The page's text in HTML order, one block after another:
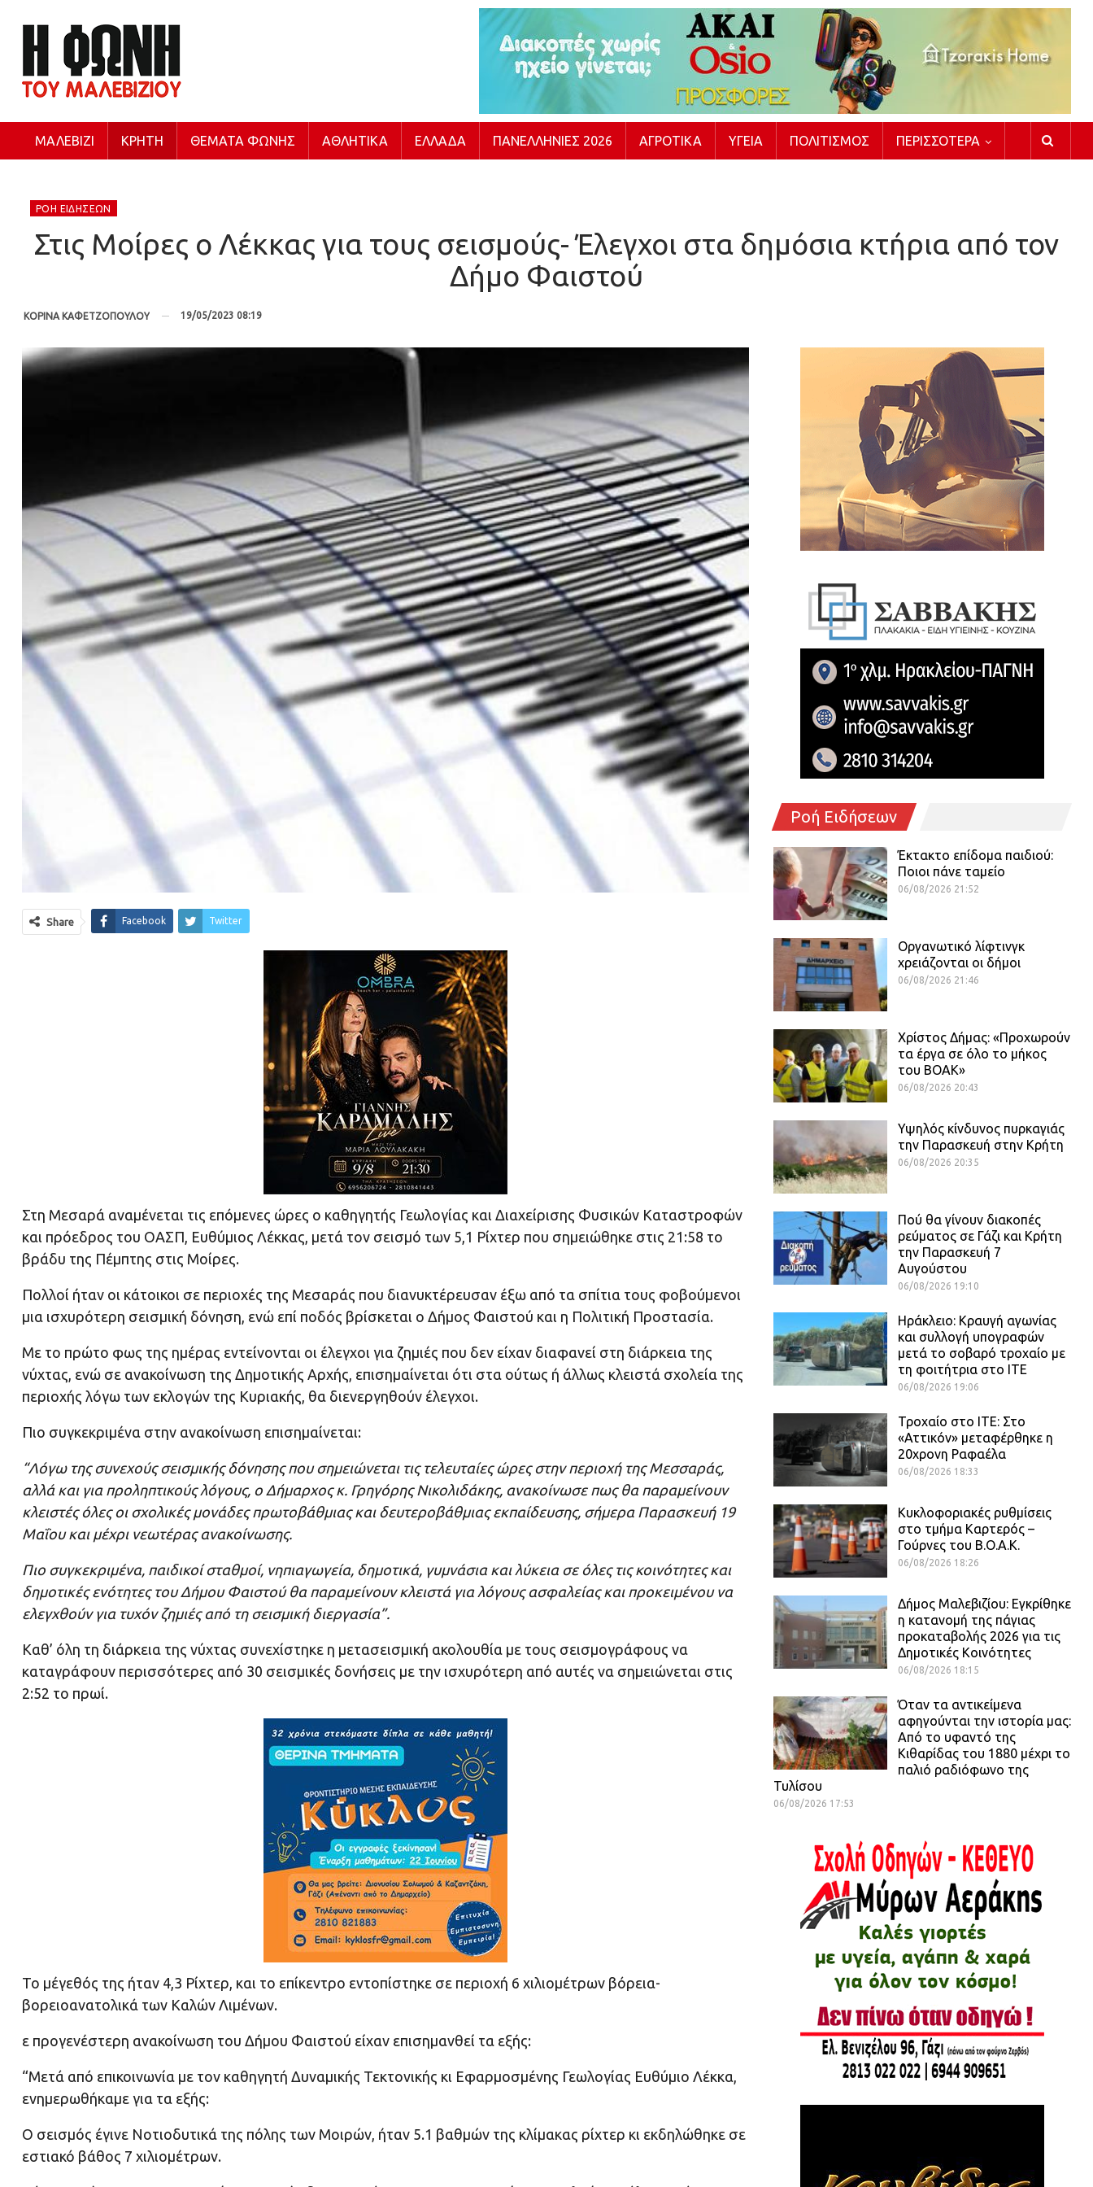
ΜΑΛΕΒΊΖΙ ΚΡΉΤΗ ΘΈΜΑΤΑ ΦΩΝΉΣ ΑΘΛΗΤΙΚΆ ΕΛΛΆΔΑ ΠΑΝΕΛΛΉΝΙΕΣ 2026 ΑΓΡΟΤΙΚΆ ΥΓΕΊΑ ΠΟΛΙΤΙΣΜΌΣ ΠΕΡΙΣΣΌΤΕΡΑ
ΡΟΉ ΕΙΔΉΣΕΩΝ
Στις Μοίρες ο Λέκκας για τους σεισμούς- Έλεγχοι στα δημόσια κτήρια από τον
Δήμο Φαιστού
ΚΟΡΙΝΑ ΚΑΦΕΤΖΟΠΟΥΛΟΥ 19/05/2023 08:19
Share Facebook Twitter
Στη Μεσαρά αναμένεται τις επόμενες ώρες ο καθηγητής Γεωλογίας και Διαχείρισης Φυσικών Καταστροφών
και πρόεδρος του ΟΑΣΠ, Ευθύμιος Λέκκας, μετά τον σεισμό των 5,1 Ρίχτερ που σημειώθηκε στις 21:58 το
βράδυ της Πέμπτης στις Μοίρες.
Πολλοί ήταν οι κάτοικοι σε περιοχές της Μεσαράς που διανυκτέρευσαν έξω από τα σπίτια τους φοβούμενοι
μια ισχυρότερη σεισμική δόνηση, ενώ επί ποδός βρίσκεται ο Δήμος Φαιστού και η Πολιτική Προστασία.
Με το πρώτο φως της ημέρας εντείνονται οι έλεγχοι για ζημιές που δεν είχαν διαφανεί στη διάρκεια της
νύχτας, ενώ σε ανακοίνωση της Δημοτικής Αρχής, επισημαίνεται ότι στα ούτως ή άλλως κλειστά σχολεία της
περιοχής λόγω των εκλογών της Κυριακής, θα διενεργηθούν έλεγχοι.
Πιο συγκεκριμένα στην ανακοίνωση επισημαίνεται:
“Λόγω της συνεχούς σεισμικής δόνησης που σημειώνεται τις τελευταίες ώρες στην περιοχή της Μεσσαράς,
αλλά και για προληπτικούς λόγους, ο Δήμαρχος κ. Γρηγόρης Νικολιδάκης, ανακοίνωσε πως θα παραμείνουν
κλειστές όλες οι σχολικές μονάδες πρωτοβάθμιας και δευτεροβάθμιας εκπαίδευσης, σήμερα Παρασκευή 19
Μαΐου και μέχρι νεωτέρας ανακοίνωσης.
Πιο συγκεκριμένα, παιδικοί σταθμοί, νηπιαγωγεία, δημοτικά, γυμνάσια και λύκεια σε όλες τις κοινότητες και
δημοτικές ενότητες του Δήμου Φαιστού θα παραμείνουν κλειστά για λόγους ασφαλείας και προκειμένου να
ελεγχθούν για τυχόν ζημιές από τη σεισμική διεργασία”.
Καθ’ όλη τη διάρκεια της νύχτας συνεχίστηκε η μετασεισμική ακολουθία με τους σεισμογράφους να
καταγράφουν περισσότερες από 30 σεισμικές δονήσεις με την ισχυρότερη από αυτές να σημειώνεται στις
2:52 το πρωί.
Το μέγεθός της ήταν 4,3 Ρίχτερ, και το επίκεντρο εντοπίστηκε σε περιοχή 6 χιλιομέτρων βόρεια-
βορειοανατολικά των Καλών Λιμένων.
ε προγενέστερη ανακοίνωση του Δήμου Φαιστού είχαν επισημανθεί τα εξής:
“Μετά από επικοινωνία με τον καθηγητή Δυναμικής Τεκτονικής κι Εφαρμοσμένης Γεωλογίας Ευθύμιο Λέκκα,
ενημερωθήκαμε για τα εξής:
Ο σεισμός έγινε Νοτιοδυτικά της πόλης των Μοιρών, ήταν 5.1 βαθμών της κλίμακας ρίχτερ κι εκδηλώθηκε σε
εστιακό βάθος 7 χιλιομέτρων.
Ροή Ειδήσεων
Έκτακτο επίδομα παιδιού:
Ποιοι πάνε ταμείο
06/08/2026 21:52
Οργανωτικό λίφτινγκ
χρειάζονται οι δήμοι
06/08/2026 21:46
Χρίστος Δήμας: «Προχωρούν
τα έργα σε όλο το μήκος
του ΒΟΑΚ»
06/08/2026 20:43
Υψηλός κίνδυνος πυρκαγιάς
την Παρασκευή στην Κρήτη
06/08/2026 20:35
Πού θα γίνουν διακοπές
ρεύματος σε Γάζι και Κρήτη
την Παρασκευή 7
Αυγούστου
06/08/2026 19:10
Ηράκλειο: Κραυγή αγωνίας
και συλλογή υπογραφών
μετά το σοβαρό τροχαίο με
τη φοιτήτρια στο ΙΤΕ
06/08/2026 19:06
Τροχαίο στο ΙΤΕ: Στο
«Αττικόν» μεταφέρθηκε η
20χρονη Ραφαέλα
06/08/2026 18:33
Κυκλοφοριακές ρυθμίσεις
στο τμήμα Καρτερός –
Γούρνες του Β.Ο.Α.Κ.
06/08/2026 18:26
Δήμος Μαλεβιζίου: Εγκρίθηκε
η κατανομή της πάγιας
προκαταβολής 2026 για τις
Δημοτικές Κοινότητες
06/08/2026 18:15
Όταν τα αντικείμενα
αφηγούνται την ιστορία μας:
Από το υφαντό της
Κιθαρίδας του 1880 μέχρι το
παλιό ραδιόφωνο της
Τυλίσου
06/08/2026 17:53